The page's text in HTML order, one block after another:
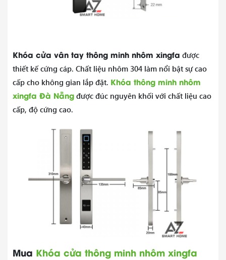
Khóa cửa vân tay thông minh nhôm xingfa được
thiết kế cứng cáp. Chất liệu nhôm 304 làm nổi bật sự cao
cấp cho không gian lắp đặt. Khóa thông minh nhôm
xingfa Đà Nẵng được đúc nguyên khối với chất liệu cao
cấp, độ cứng cao.
Mua Khóa cửa thông minh nhôm xingfa